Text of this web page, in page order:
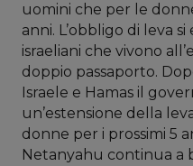
uomini che per le
anni. L’obbligo di leva
israeliani che vivono
doppio passaporto.
Israele e Hamas il
un’estensione della
donne per i prossimi 5
Netanyahu continua a